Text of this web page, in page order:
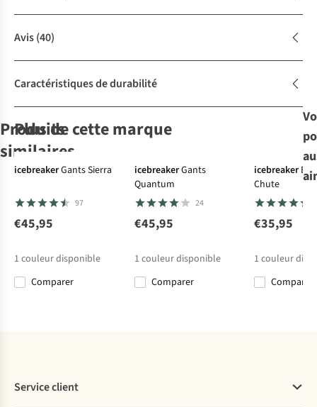
Avis(40)
Caractéristiques de durabilité
Produits
similaires
Wool Black
Merino
Lightweight
Wool Solid
Merino
Lightweight
Solid Seagrove
Merino
Lightweight
Solid Flint
Plus de cette marque
icebreakerGants Sierra
97
€45,95
1 couleur disponible
Comparer
icebreakerGants
Quantum
24
€45,95
1 couleur disponible
Comparer
icebreaker
Chute
€35,95
1 couleur
Comparer
Service client